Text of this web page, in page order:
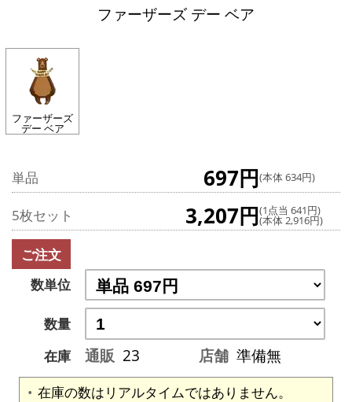
ファーザーズ デー ベア
ファーザーズ
デー ベア
単品 697円(本体 634円)
5枚セット 3,207円(1点当 641円)
(本体 2,916円)
ご注文
数単位
数量
在庫
通販 23 店舗 準備無
在庫の数はリアルタイムではありません。